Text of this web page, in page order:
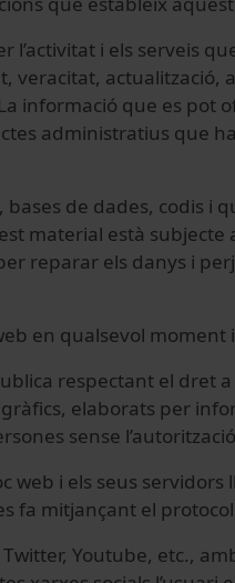
i els serveis
actualització,
informació que es pot
administratius que
de dades, codis i
material està
reparar els danys i
en qualsevol moment
respectant el dret
elaborats per
sense
i els seus
fa mitjançant el protocol
Youtube, etc.,